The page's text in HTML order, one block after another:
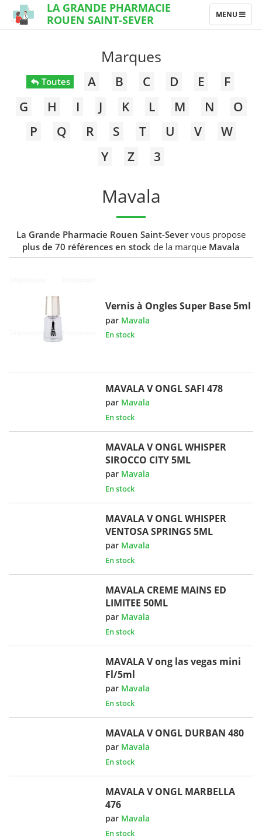
LA GRANDE PHARMACIE
ROUEN SAINT-SEVER
TOGGLE
NAVIGATION
MENU
Marques
Toutes A B C D E
F
G
H I J K L M N
O
P
Q R S T U V
W
Y
Z 3
Mavala
La Grande Pharmacie Rouen Saint-Severvous propose
plus de 70 références en stock de la marque Mavala
Vernis à Ongles Super Base 5ml
par Mavala
En stock
MAVALA V ONGL SAFI 478
par Mavala
En stock
MAVALA V ONGL WHISPER
SIROCCO CITY 5ML
par Mavala
En stock
MAVALA V ONGL WHISPER
VENTOSA SPRINGS 5ML
par Mavala
En stock
MAVALA CREME MAINS ED
LIMITEE 50ML
par Mavala
En stock
MAVALA V ong las vegas mini
Fl/5ml
par Mavala
En stock
MAVALA V ONGL DURBAN 480
par Mavala
En stock
MAVALA V ONGL MARBELLA
476
par Mavala
En stock